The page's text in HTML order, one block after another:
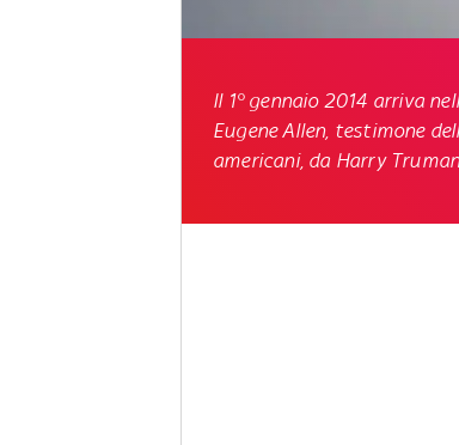
Il 1° gennaio 2014 arriva
Eugene Allen, testimone
americani, da Harry